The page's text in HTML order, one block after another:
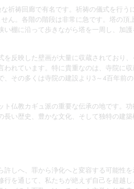
祈祷回廊で有名です。祈祷の儀式を行う
ん。各階の階段は非常に急です。塔の頂
い棚に沿って歩きながら塔を一周し、加護
を反映した壁画が大量に収蔵されており
われています。特に貴重なのは、寺院に収
、その多くは寺院の建設より3～4百年前
ト仏教カギュ派の重要な伝承の地です。功
長い歴史、豊かな文化、そして独特の建
許しへ、罪から浄化へと変容する可能性
行を通じて、私たちが絶えず自己を超越